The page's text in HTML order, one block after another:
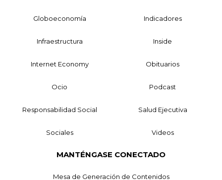
Globoeconomía Indicadores
Infraestructura Inside
Internet Economy Obituarios
Ocio Podcast
Responsabilidad Social Salud Ejecutiva
Sociales Videos
MANTÉNGASE CONECTADO
Mesa de Generación de Contenidos